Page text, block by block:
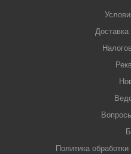
Доставка
Политика